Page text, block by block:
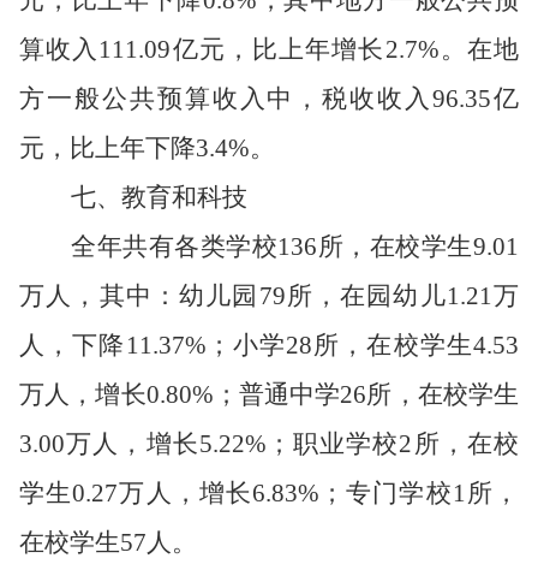
算收入 111.09亿元，比上年增长 2.7%。在地
方一般公共预算收入中，税收收入96.35亿
元，比上年下降3.4%。
七、教育和科技
全年共有各类学校136所，在校学生9.01
万人，其中：幼儿园 79所，在园幼儿1.21万
人，下降 11.37% ；小学28所，在校学生4.53
万人，增长0.80% ；普通中学26所，在校学生
3.00万人，增长5.22% ；职业学校2 所，在校
学生0.27万人，增长6.83% ；专门学校1所，
在校学生57人。